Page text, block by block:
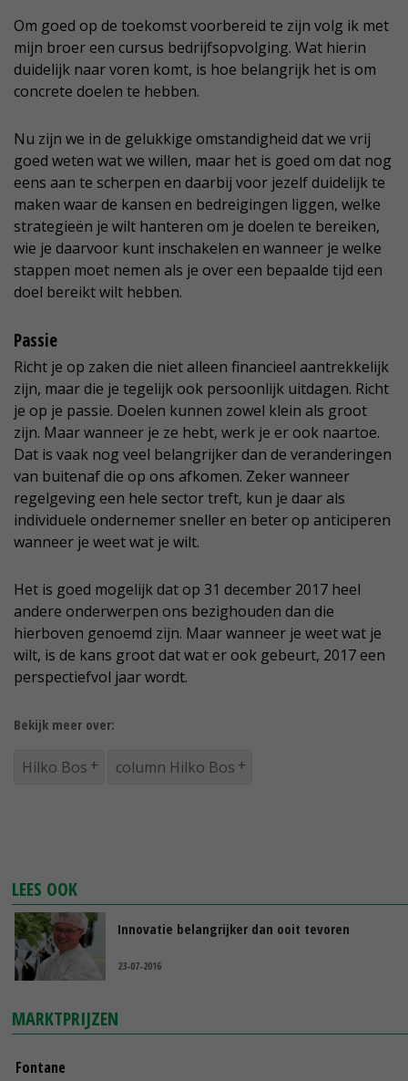
Om goed op de toekomst voorbereid te zijn volg ik met
mijn broer een cursus bedrijfsopvolging. Wat hierin
duidelijk naar voren komt, is hoe belangrijk het is om
concrete doelen te hebben.
Nu zijn we in de gelukkige omstandigheid dat we vrij
goed weten wat we willen, maar het is goed om dat nog
eens aan te scherpen en daarbij voor jezelf duidelijk te
maken waar de kansen en bedreigingen liggen, welke
strategieën je wilt hanteren om je doelen te bereiken,
wie je daarvoor kunt inschakelen en wanneer je welke
stappen moet nemen als je over een bepaalde tijd een
doel bereikt wilt hebben.
Passie
Richt je op zaken die niet alleen financieel aantrekkelijk
zijn, maar die je tegelijk ook persoonlijk uitdagen. Richt
je op je passie. Doelen kunnen zowel klein als groot
zijn. Maar wanneer je ze hebt, werk je er ook naartoe.
Dat is vaak nog veel belangrijker dan de veranderingen
van buitenaf die op ons afkomen. Zeker wanneer
regelgeving een hele sector treft, kun je daar als
individuele ondernemer sneller en beter op anticiperen
wanneer je weet wat je wilt.
Het is goed mogelijk dat op 31 december 2017 heel
andere onderwerpen ons bezighouden dan die
hierboven genoemd zijn. Maar wanneer je weet wat je
wilt, is de kans groot dat wat er ook gebeurt, 2017 een
perspectiefvol jaar wordt.
Bekijk meer over:
Hilko Bos column Hilko Bos
LEES OOK
Innovatie belangrijker dan ooit tevoren
23-07-2016
MARKTPRIJZEN
Fontane